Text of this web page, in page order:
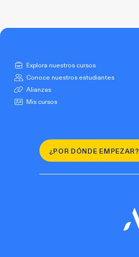
Explora nuestros cursos
Conoce nuestros estudiantes
Alianzas
Mis cursos
¿POR DÓNDE EMPEZAR?